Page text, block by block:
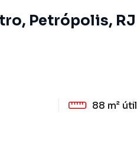
Petrópolis, RJ
88 m² útil